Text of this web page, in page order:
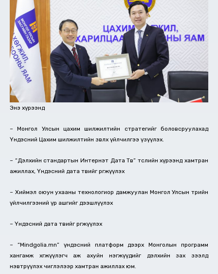
Энэ хүрээнд
– Монгол Улсын цахим шилжилтийн стратегийг боловсруулахад
Үндэсний Цахим шилжилтийн зөвлөх үйлчилгээ үзүүлэх.
– “Дэлхийн стандартын Интернэт Дата Төв” төслийн хүрээнд хамтран
ажиллах, Үндэсний дата төвийг өргөжүүлэх
– Хиймэл оюун ухааны технологиор дамжуулан Монгол Улсын төрийн
үйлчилгээний үр ашгийг дээшлүүлэх
– Үндэсний дата төвийг өргөжүүлэх
– “Mindgolia.mn” үндэсний платформ дээрх Монголын программ
хангамж хөгжүүлэгч аж ахуйн нэгжүүдийг дэлхийн зах зээлд
нэвтрүүлэх чиглэлээр хамтран ажиллах юм.